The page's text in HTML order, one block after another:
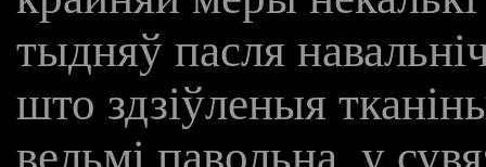
тыдняў пасля
што здзіўленыя